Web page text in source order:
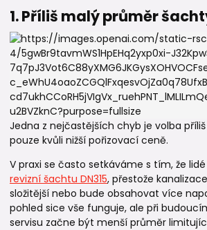
1. Příliš malý průměr
Jedna z nejčastějších chyb je volba
pouze kvůli nižší pořizovací ceně.
V praxi se často setkáváme s tím, že
revizní šachtu DN315, přestože
složitější nebo bude obsahovat více
pohled sice vše funguje, ale při
servisu začne být menší průměr